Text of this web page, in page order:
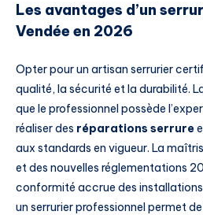
Les avantages d’un
Vendée en 2026
Opter pour un artisan serrurier
qualité, la sécurité et la durabilité.
que le professionnel possède
réaliser des réparations serrure
aux standards en vigueur. La
et des nouvelles réglementations
conformité accrue des
un serrurier professionnel permet